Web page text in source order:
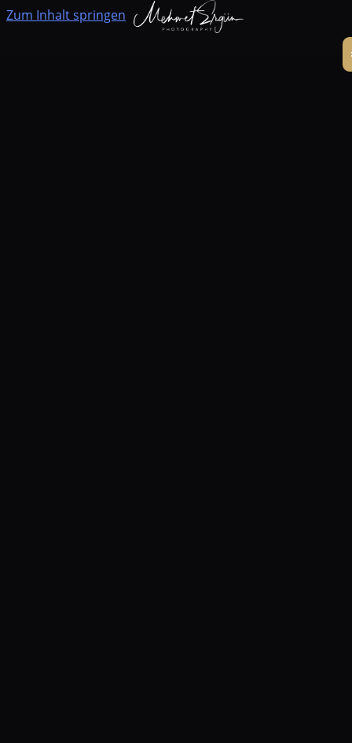
Zum Inhalt springen